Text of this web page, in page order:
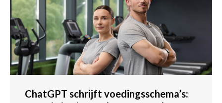
ChatGPT schrijft voedingsschema’s: